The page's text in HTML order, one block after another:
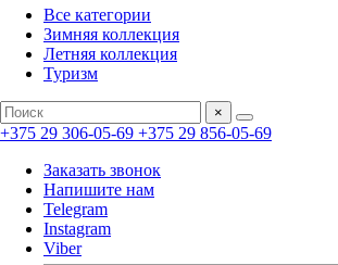
Все категории
Зимняя коллекция
Летняя коллекция
Туризм
×
+375 29 306-05-69 +375 29 856-05-69
Заказать звонок
Напишите нам
Telegram
Instagram
Viber